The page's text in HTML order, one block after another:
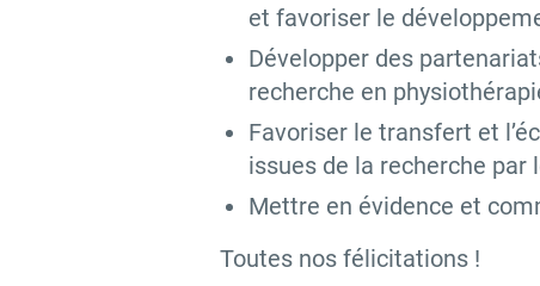
et favoriser le
Développer des
recherche en
Favoriser le transfert et
issues de la recherche
Mettre en évidence et
Toutes nos félicitations !